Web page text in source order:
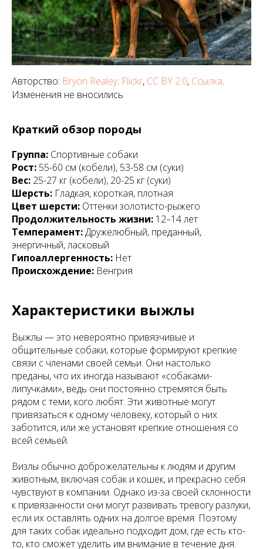
Авторство: Bryon Realey. Flickr, CC BY 2.0, Ссылка.
Изменения не вносились
Краткий обзор породы
Группа: Спортивные собаки
Рост: 55-60 см (кобели), 53-58 см (суки)
Вес: 25-27 кг (кобели), 20-25 кг (суки)
Шерсть: Гладкая, короткая, плотная
Цвет шерсти: Оттенки золотисто-рыжего
Продолжительность жизни: 12–14 лет
Темперамент:Дружелюбный, преданный,
энергичный, ласковый
Гипоаллергенность: Нет
Происхождение: Венгрия
Характеристики выжлы
Выжлы — это невероятно привязчивые и
общительные собаки, которые формируют крепкие
связи с членами своей семьи. Они настолько
преданы, что их иногда называют «собаками-
липучками», ведь они постоянно стремятся быть
рядом с теми, кого любят. Эти животные могут
привязаться к одному человеку, который о них
заботится, или же установят крепкие отношения со
всей семьей.
Визлы обычно доброжелательны к людям и другим
животным, включая собак и кошек, и прекрасно себя
чувствуют в компании. Однако из-за своей склонности
к привязанности они могут развивать тревогу разлуки,
если их оставлять одних на долгое время. Поэтому
для таких собак идеально подходит дом, где есть кто-
то, кто сможет уделить им внимание в течение дня.